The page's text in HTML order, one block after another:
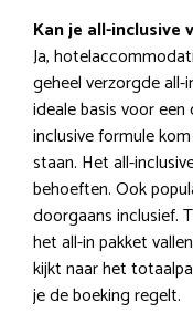
Kan je all-inclusive
Ja,
geheel verzorgde
ideale basis voor
inclusive formule
staan. Het all-
behoeften. Ook
doorgaans inclusief.
het all-in pakket
kijkt naar het
je de boeking regelt.